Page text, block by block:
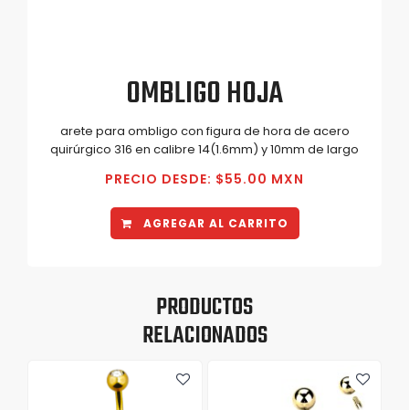
OMBLIGO HOJA
arete para ombligo con figura de hora de acero
quirúrgico 316 en calibre 14(1.6mm) y 10mm de largo
PRECIO DESDE: $55.00 MXN
AGREGAR AL CARRITO
PRODUCTOS
RELACIONADOS